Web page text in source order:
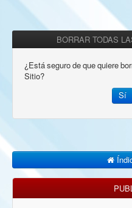
BORRAR TODAS
¿Está seguro de que quiere
Sitio?